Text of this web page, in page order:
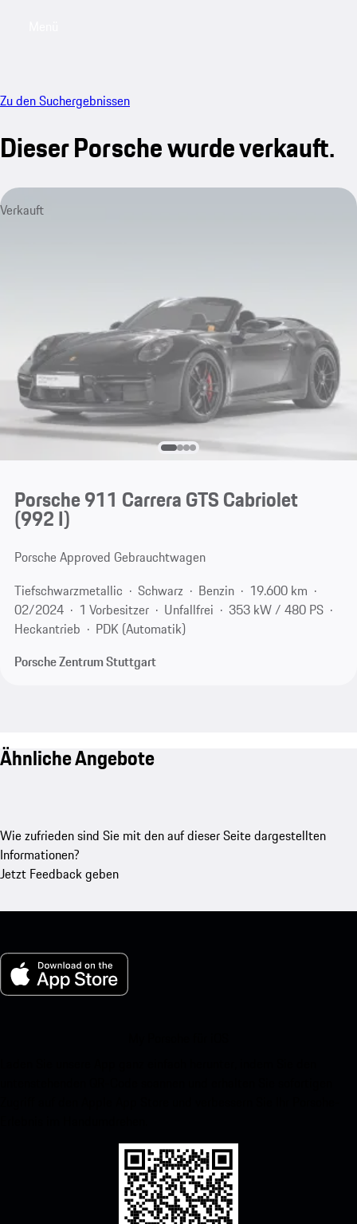
Zu den Suchergebnissen
Dieser Porsche wurde verkauft.
Verkauft
Porsche 911 Carrera GTS Cabriolet
(992 I)
Porsche Approved Gebrauchtwagen
Tiefschwarzmetallic
Schwarz Benzin
19.600 km
02/2024
1 Vorbesitzer Unfallfrei
353 kW / 480 PS
Heckantrieb
PDK (Automatik)
Porsche Zentrum Stuttgart
Ähnliche Angebote
Wie zufrieden sind Sie mit den auf dieser Seite dargestellten
Informationen?
Jetzt Feedback geben